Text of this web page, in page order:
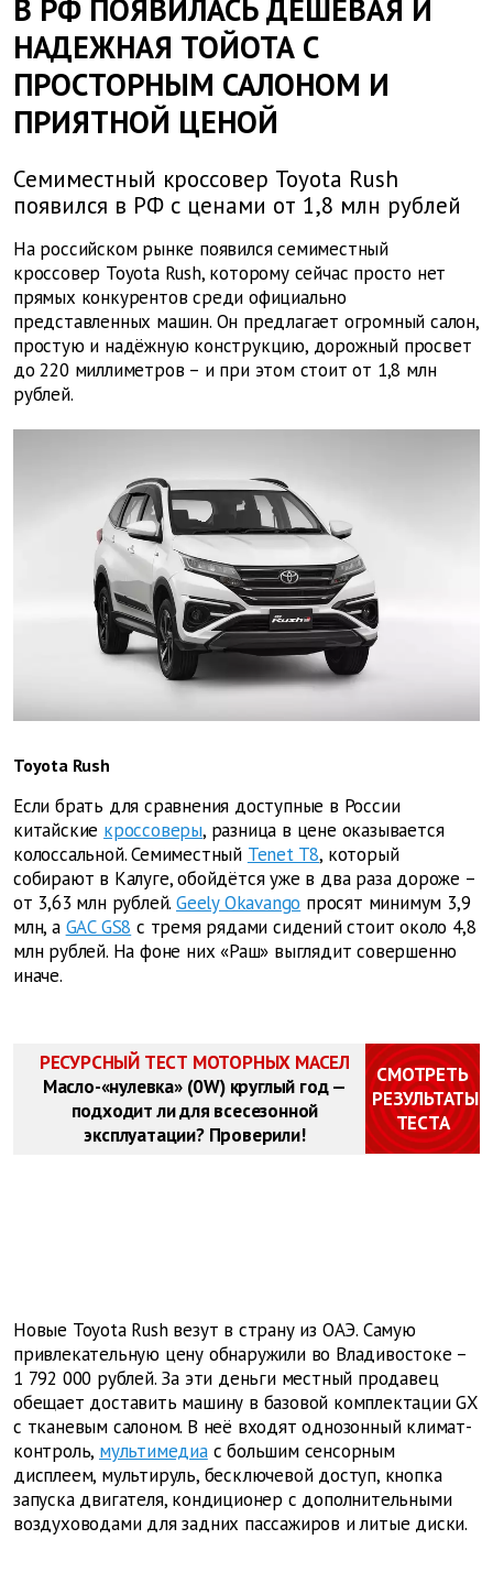
В РФ ПОЯВИЛАСЬ ДЕШЕВАЯ И
НАДЕЖНАЯ ТОЙОТА С
ПРОСТОРНЫМ САЛОНОМ И
ПРИЯТНОЙ ЦЕНОЙ
Семиместный кроссовер Toyota Rush
появился в РФ с ценами от 1,8 млн рублей
На российском рынке появился семиместный
кроссовер Toyota Rush, которому сейчас просто нет
прямых конкурентов среди официально
представленных машин. Он предлагает огромный салон,
простую и надёжную конструкцию, дорожный просвет
до 220 миллиметров – и при этом стоит от 1,8 млн
рублей.
Toyota Rush
Если брать для сравнения доступные в России
китайские кроссоверы, разница в цене оказывается
колоссальной. Семиместный Tenet T8, который
собирают в Калуге, обойдётся уже в два раза дороже –
от 3,63 млн рублей. Geely Okavango просят минимум 3,9
млн, а GAC GS8 с тремя рядами сидений стоит около 4,8
млн рублей. На фоне них «Раш» выглядит совершенно
иначе.
РЕСУРСНЫЙ ТЕСТ МОТОРНЫХ МАСЕЛ
Масло-«нулевка» (0W) круглый год —
подходит ли для всесезонной
эксплуатации? Проверили!
СМОТРЕТЬ
РЕЗУЛЬТАТЫ
ТЕСТА
Новые Toyota Rush везут в страну из ОАЭ. Самую
привлекательную цену обнаружили во Владивостоке –
1 792 000 рублей. За эти деньги местный продавец
обещает доставить машину в базовой комплектации GX
с тканевым салоном. В неё входят однозонный климат-
контроль, мультимедиас большим сенсорным
дисплеем, мультируль, бесключевой доступ, кнопка
запуска двигателя, кондиционер с дополнительными
воздуховодами для задних пассажиров и литые диски.